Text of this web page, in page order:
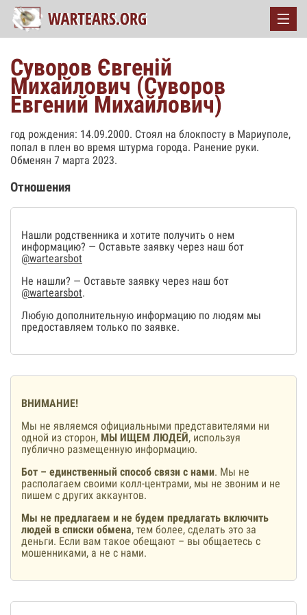
Суворов Євгеній
Михайлович (Суворов
Евгений Михайлович)
год рождения: 14.09.2000. Стоял на блокпосту в Мариуполе,
попал в плен во время штурма города. Ранение руки.
Обменян 7 марта 2023.
Отношения
Нашли родственника и хотите получить о нем
информацию? — Оставьте заявку через наш бот
@wartearsbot
Не нашли? — Оставьте заявку через наш бот
@wartearsbot.
Любую дополнительную информацию по людям мы
предоставляем только по заявке.
ВНИМАНИЕ!
Мы не являемся официальными представителями ни
одной из сторон, МЫ ИЩЕМ ЛЮДЕЙ, используя
публично размещенную информацию.
Бот – единственный способ связи с нами. Мы не
располагаем своими колл-центрами, мы не звоним и не
пишем с других аккаунтов.
Мы не предлагаем и не будем предлагать включить
людей в списки обмена, тем более, сделать это за
деньги. Если вам такое обещают – вы общаетесь с
мошенниками, а не с нами.